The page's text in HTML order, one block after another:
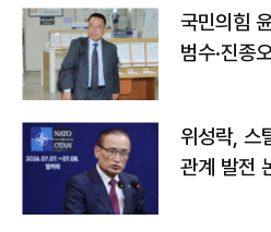
국민의힘
범수·진종
위성락, 스
관계 발전